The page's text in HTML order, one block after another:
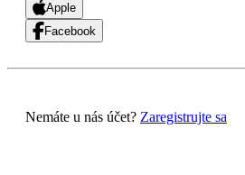
Apple
Facebook
Nemáte u nás účet? Zaregistrujte sa